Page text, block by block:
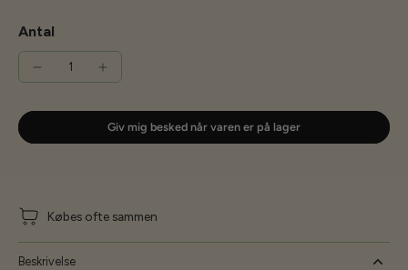
Antal
Giv mig besked når varen er på lager
Købes ofte sammen
Beskrivelse